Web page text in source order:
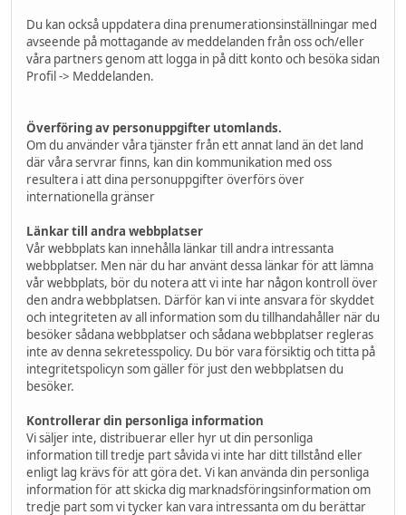
Du kan också uppdatera dina prenumerationsinställningar med
avseende på mottagande av meddelanden från oss och/eller
våra partners genom att logga in på ditt konto och besöka sidan
Profil -> Meddelanden.
Överföring av personuppgifter utomlands.
Om du använder våra tjänster från ett annat land än det land
där våra servrar finns, kan din kommunikation med oss ​​
resultera i att dina personuppgifter överförs över
internationella gränser
Länkar till andra webbplatser
Vår webbplats kan innehålla länkar till andra intressanta
webbplatser. Men när du har använt dessa länkar för att lämna
vår webbplats, bör du notera att vi inte har någon kontroll över
den andra webbplatsen. Därför kan vi inte ansvara för skyddet
och integriteten av all information som du tillhandahåller när du
besöker sådana webbplatser och sådana webbplatser regleras
inte av denna sekretesspolicy. Du bör vara försiktig och titta på
integritetspolicyn som gäller för just den webbplatsen du
besöker.
Kontrollerar din personliga information
Vi säljer inte, distribuerar eller hyr ut din personliga
information till tredje part såvida vi inte har ditt tillstånd eller
enligt lag krävs för att göra det. Vi kan använda din personliga
information för att skicka dig marknadsföringsinformation om
tredje part som vi tycker kan vara intressanta om du berättar